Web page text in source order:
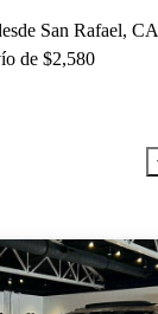
San Rafael, CA
de $2,580